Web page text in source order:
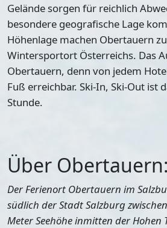
Gelände sorgen für reichlich
besondere geografische Lage
Höhenlage machen Obertauern
Wintersportort Österreichs. Das
Obertauern, denn von jedem
Fuß erreichbar. Ski-In, Ski-Out ist
Stunde.
Über Obertauern:
Der Ferienort Obertauern im
südlich der Stadt Salzburg
Meter Seehöhe inmitten der